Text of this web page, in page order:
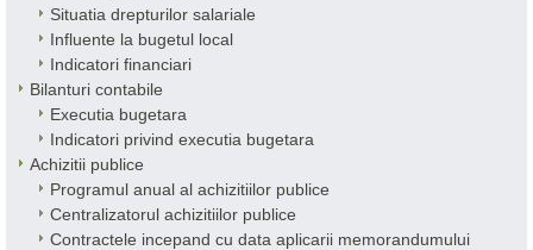
Situatia drepturilor salariale
Influente la bugetul local
Indicatori financiari
Bilanturi contabile
Executia bugetara
Indicatori privind executia bugetara
Achizitii publice
Programul anual al achizitiilor publice
Centralizatorul achizitiilor publice
Contractele incepand cu data aplicarii memorandumului